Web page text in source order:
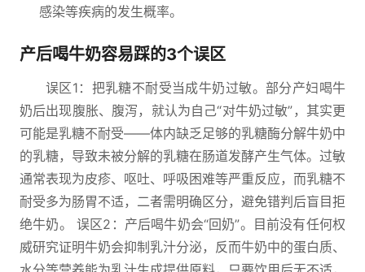
感染等疾病的发生概率。
产后喝牛奶容易踩的3个误区
误区1：把乳糖不耐受当成牛奶过敏。部分产妇喝牛
奶后出现腹胀、腹泻，就认为自己“对牛奶过敏”，其实更
可能是乳糖不耐受——体内缺乏足够的乳糖酶分解牛奶中
的乳糖，导致未被分解的乳糖在肠道发酵产生气体。过敏
通常表现为皮疹、呕吐、呼吸困难等严重反应，而乳糖不
耐受多为肠胃不适，二者需明确区分，避免错判后盲目拒
绝牛奶。 误区2：产后喝牛奶会“回奶”。目前没有任何权
威研究证明牛奶会抑制乳汁分泌，反而牛奶中的蛋白质、